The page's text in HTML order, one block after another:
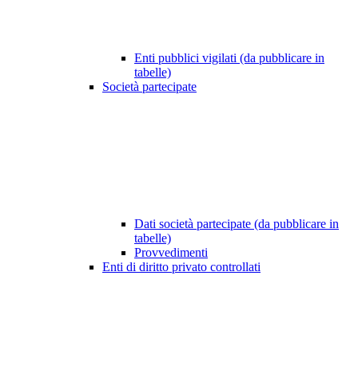
Enti pubblici vigilati (da pubblicare in
tabelle)
Società partecipate
Dati società partecipate (da pubblicare in
tabelle)
Provvedimenti
Enti di diritto privato controllati